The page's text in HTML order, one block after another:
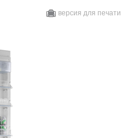
версия для печати